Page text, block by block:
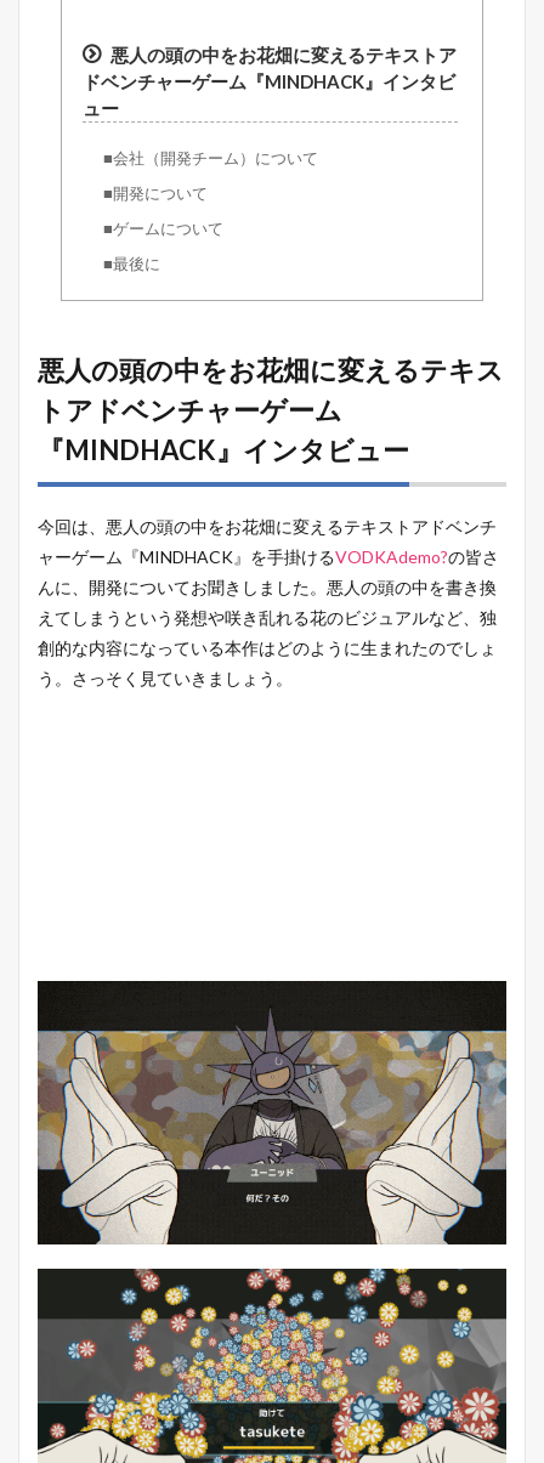
悪人の頭の中をお花畑に変えるテキストア
ドベンチャーゲーム『MINDHACK』インタビ
ュー
■会社（開発チーム）について
■開発について
■ゲームについて
■最後に
悪人の頭の中をお花畑に変えるテキス
トアドベンチャーゲーム
『MINDHACK』インタビュー
今回は、悪人の頭の中をお花畑に変えるテキストアドベンチ
ャーゲーム『MINDHACK』を手掛けるVODKAdemo?の皆さ
んに、開発についてお聞きしました。悪人の頭の中を書き換
えてしまうという発想や咲き乱れる花のビジュアルなど、独
創的な内容になっている本作はどのように生まれたのでしょ
う。さっそく見ていきましょう。